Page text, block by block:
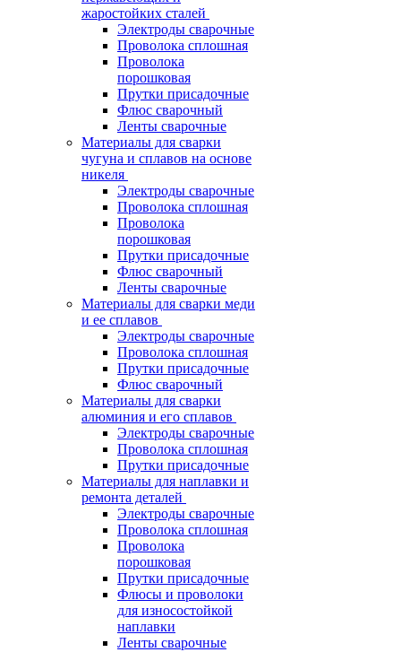
жаростойких сталей
Электроды сварочные
Проволока сплошная
Проволока
порошковая
Прутки присадочные
Флюс сварочный
Ленты сварочные
Материалы для сварки
чугуна и сплавов на основе
никеля
Электроды сварочные
Проволока сплошная
Проволока
порошковая
Прутки присадочные
Флюс сварочный
Ленты сварочные
Материалы для сварки меди
и ее сплавов
Электроды сварочные
Проволока сплошная
Прутки присадочные
Флюс сварочный
Материалы для сварки
алюминия и его сплавов
Электроды сварочные
Проволока сплошная
Прутки присадочные
Материалы для наплавки и
ремонта деталей
Электроды сварочные
Проволока сплошная
Проволока
порошковая
Прутки присадочные
Флюсы и проволоки
для износостойкой
наплавки
Ленты сварочные